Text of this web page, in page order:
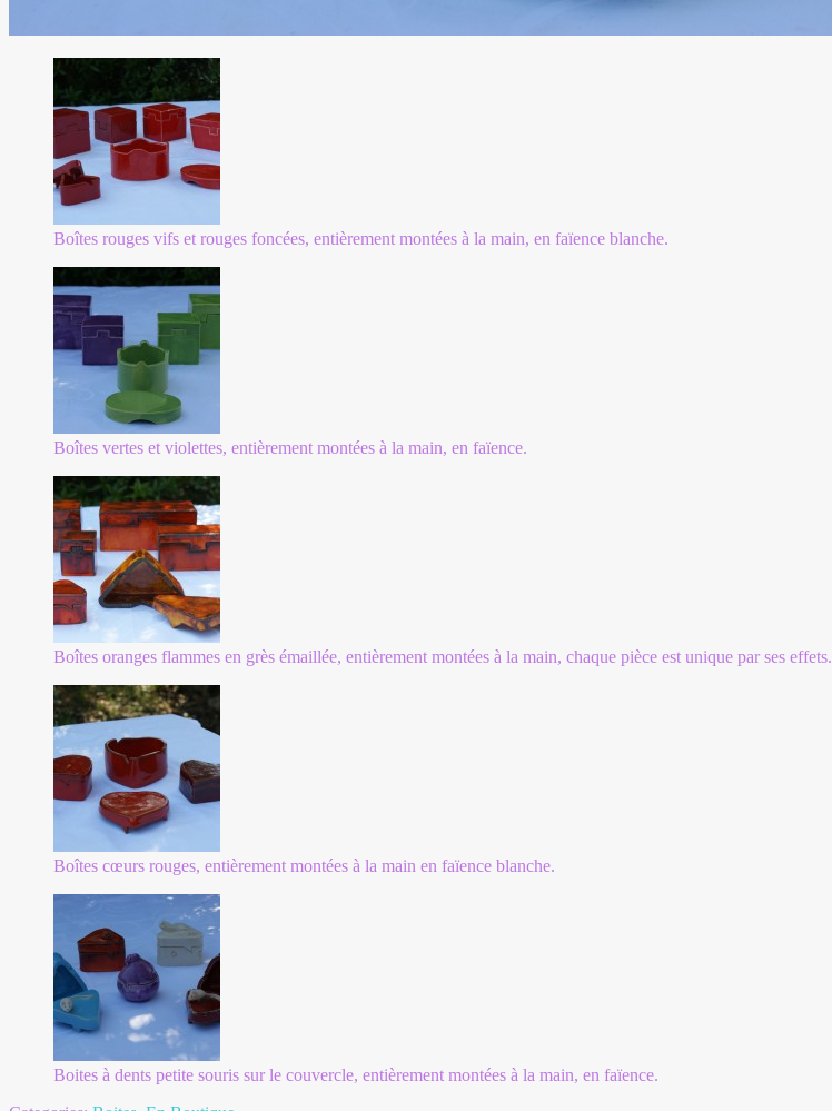
Boîtes rouges vifs et rouges foncées, entièrement montées à la main, en faïence blanche.
Boîtes vertes et violettes, entièrement montées à la main, en faïence.
Boîtes oranges flammes en grès émaillée, entièrement montées à la main, chaque pièce est unique par ses effets.
Boîtes cœurs rouges, entièrement montées à la main en faïence blanche.
Boites à dents petite souris sur le couvercle, entièrement montées à la main, en faïence.